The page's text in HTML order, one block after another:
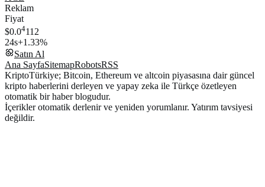
Reklam
Fiyat
$0.04112
24s+1.33%
Satın Al
Ana SayfaSitemapRobotsRSS
KriptoTürkiye; Bitcoin, Ethereum ve altcoin piyasasına dair güncel
kripto haberlerini derleyen ve yapay zeka ile Türkçe özetleyen
otomatik bir haber blogudur.
İçerikler otomatik derlenir ve yeniden yorumlanır. Yatırım tavsiyesi
değildir.